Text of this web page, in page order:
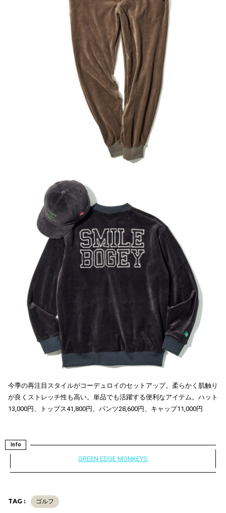
今季の再注目スタイルがコーデュロイのセットアップ。柔らかく肌触り
が良くストレッチ性も高い。単品でも活躍する便利なアイテム。ハット
13,000円、トップス41,800円、パンツ28,600円、キャップ11,000円
Info
GREEN EDGE MONKEYS
TAG : ゴルフ